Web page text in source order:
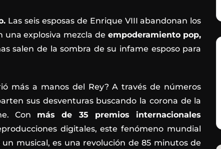
Las seis esposas de Enrique VIII abandonan los
una explosiva mezcla de empoderamiento pop,
salen de la sombra de su infame esposo para
más a manos del Rey? A través de números
sus desventuras buscando la corona de la
Con más de 35 premios internacionales
digitales, este fenómeno mundial
musical, es una revolución de 85 minutos de